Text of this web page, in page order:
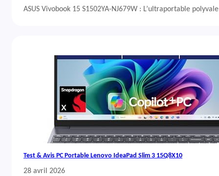
ASUS Vivobook 15 S1502YA-NJ679W : L’ultraportable
Test & Avis PC Portable Lenovo IdeaPad Slim 3 15Q8X10
28 avril 2026